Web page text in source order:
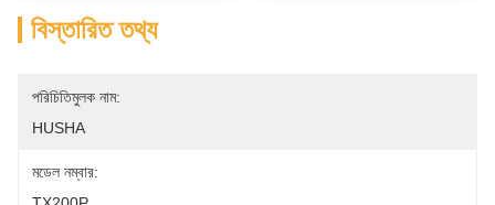
বিস্তারিত তথ্য
পরিচিতিমুলক নাম:
HUSHA
মডেল নম্বার: